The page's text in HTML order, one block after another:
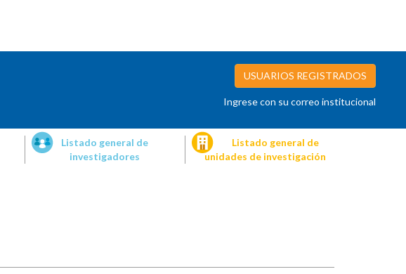
USUARIOS REGISTRADOS
Ingrese con su correo institucional
Listado general de
investigadores
Listado general de
unidades de investigación